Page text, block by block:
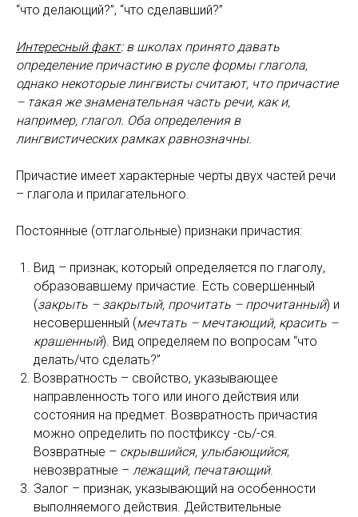
“что делающий?”, “что сделавший?”
Интересный факт: в школах принято давать
определение причастию в русле формы глагола,
однако некоторые лингвисты считают, что причастие
– такая же знаменательная часть речи, как и,
например, глагол. Оба определения в
лингвистических рамках равнозначны.
Причастие имеет характерные черты двух частей речи
– глагола и прилагательного.
Постоянные (отглагольные) признаки причастия:
Вид – признак, который определяется по глаголу,
образовавшему причастие. Есть совершенный
(закрыть – закрытый, прочитать – прочитанный) и
несовершенный (мечтать – мечтающий, красить –
крашенный). Вид определяем по вопросам “что
делать/что сделать?”
Возвратность – свойство, указывающее
направленность того или иного действия или
состояния на предмет. Возвратность причастия
можно определить по постфиксу -сь/-ся.
Возвратные – скрывшийся, улыбающийся;
невозвратные – лежащий, печатающий.
Залог – признак, указывающий на особенности
выполняемого действия. Действительные